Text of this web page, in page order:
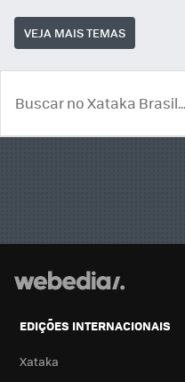
VEJA MAIS TEMAS
EDIÇÕES INTERNACIONAIS
Xataka